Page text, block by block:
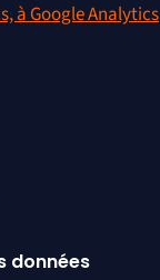
à Google Analytics
données